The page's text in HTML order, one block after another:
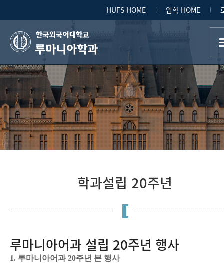
HUFS HOME 입학 HOME
루마니아학과
학과설립 20주년
루마니아어과 설립 20주년 행사
1. 루마니아어과 20주년 본 행사